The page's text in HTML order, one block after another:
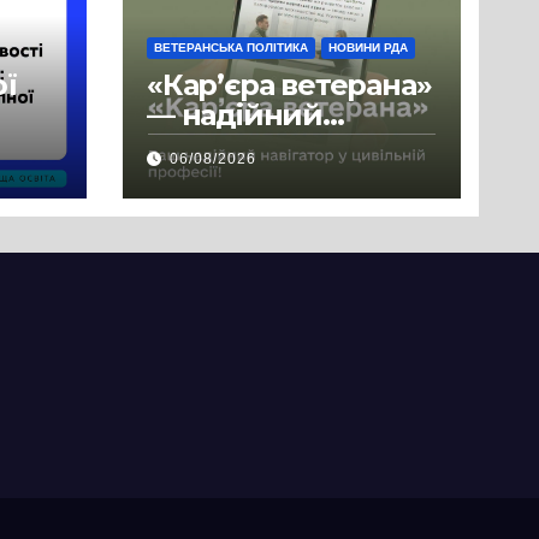
ВЕТЕРАНСЬКА ПОЛІТИКА НОВИНИ РДА
«Кар’єра ветерана»
— надійний
навігатор у
цивільній професії
06/08/2026